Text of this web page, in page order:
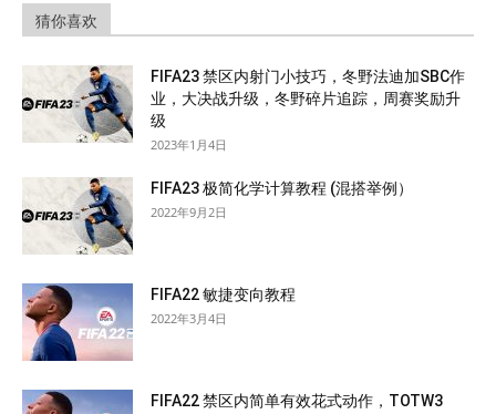
猜你喜欢
FIFA23 禁区内射门小技巧，冬野法迪加SBC作
业，大决战升级，冬野碎片追踪，周赛奖励升
级
2023年1月4日
FIFA23 极简化学计算教程 (混搭举例）
2022年9月2日
FIFA22 敏捷变向教程
2022年3月4日
FIFA22 禁区内简单有效花式动作，TOTW3